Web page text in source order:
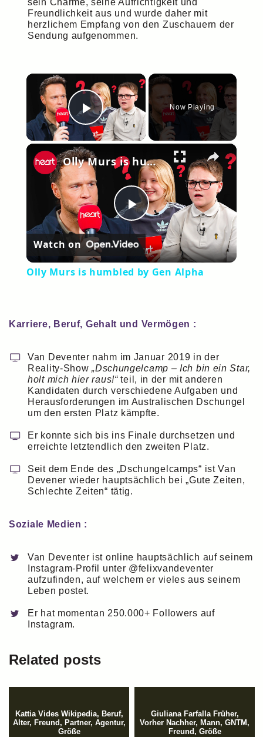
sein Charme, seine Aufrichtigkeit und
Freundlichkeit aus und wurde daher mit
herzlichem Empfang von den Zuschauern der
Sendung aufgenommen.
×
Play Video
Now Playing
×
Play
Video
Olly Murs is humbled by Gen Alpha
Watch on
Olly Murs is humbled by Gen Alpha
Karriere, Beruf, Gehalt und Vermögen :
Van Deventer nahm im Januar 2019 in der
Reality-Show„Dschungelcamp – Ich bin ein Star,
holt mich hier raus!“teil, in der mit anderen
Kandidaten durch verschiedene Aufgaben und
Herausforderungen im Australischen Dschungel
um den ersten Platz kämpfte.
Er konnte sich bis ins Finale durchsetzen und
erreichte letztendlich den zweiten Platz.
Seit dem Ende des „Dschungelcamps“ ist Van
Devener wieder hauptsächlich bei „Gute Zeiten,
Schlechte Zeiten“ tätig.
Soziale Medien :
Van Deventer ist online hauptsächlich auf seinem
Instagram-Profil unter @felixvandeventer
aufzufinden, auf welchem er vieles aus seinem
Leben postet.
Er hat momentan 250.000+ Followers auf
Instagram.
Related posts
Kattia Vides Wikipedia, Beruf,
Alter, Freund, Partner, Agentur,
Größe
Giuliana Farfalla Früher,
Vorher Nachher, Mann, GNTM,
Freund, Größe